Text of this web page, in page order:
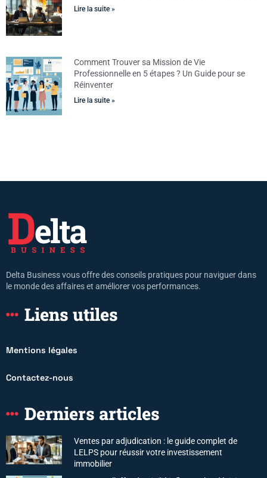
Lire la suite »
Comment Trouver sa Mission de Vie
Professionnelle en 5 étapes ? Un Guide pour se
Réinventer
Lire la suite »
Delta Business vous offre des conseils pratiques pour naviguer dans
le monde des affaires et améliorer vos performances.
Liens utiles
Mentions légales
Contactez-nous
Derniers articles
Ventes par adjudication : le guide complet de
LELPS pour réussir votre investissement
immobilier